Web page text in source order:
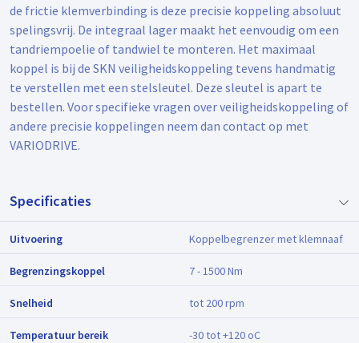
de frictie klemverbinding is deze precisie koppeling absoluut
spelingsvrij. De integraal lager maakt het eenvoudig om een
tandriempoelie of tandwiel te monteren. Het maximaal
koppel is bij de SKN veiligheidskoppeling tevens handmatig
te verstellen met een stelsleutel. Deze sleutel is apart te
bestellen. Voor specifieke vragen over veiligheidskoppeling of
andere precisie koppelingen neem dan contact op met
VARIODRIVE.
Specificaties
Uitvoering Koppelbegrenzer met klemnaaf
Begrenzingskoppel 7 - 1500 Nm
Snelheid tot 200 rpm
Temperatuur bereik -30 tot +120 oC